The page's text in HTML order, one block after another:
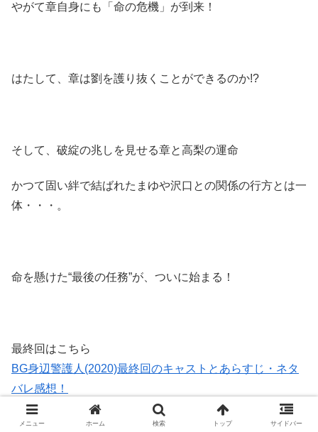
やがて章自身にも「命の危機」が到来！
はたして、章は劉を護り抜くことができるのか!?
そして、破綻の兆しを見せる章と高梨の運命
かつて固い絆で結ばれたまゆや沢口との関係の行方とは一
体・・・。
命を懸けた“最後の任務”が、ついに始まる！
最終回はこちら
BG身辺警護人(2020)最終回のキャストとあらすじ・ネタ
バレ感想！
メニュー ホーム 検索 トップ サイドバー